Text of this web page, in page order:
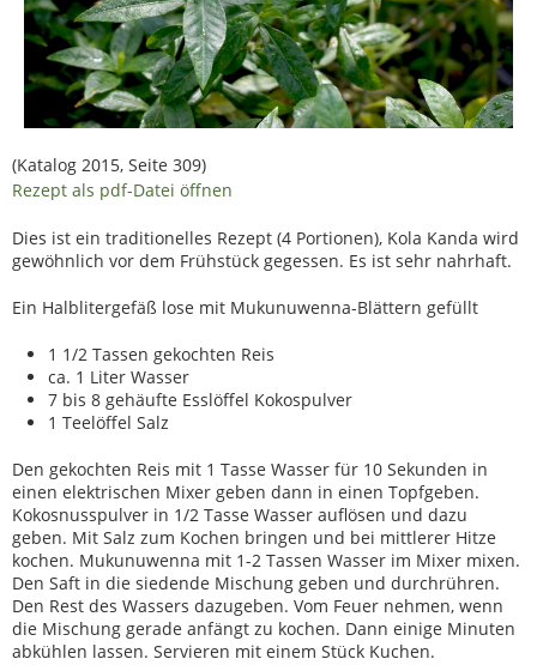
(Katalog 2015, Seite 309)
Rezept als pdf-Datei öffnen
Dies ist ein traditionelles Rezept (4 Portionen), Kola Kanda wird
gewöhnlich vor dem Frühstück gegessen. Es ist sehr nahrhaft.
Ein Halblitergefäß lose mit Mukunuwenna-Blättern gefüllt
1 1/2 Tassen gekochten Reis
ca. 1 Liter Wasser
7 bis 8 gehäufte Esslöffel Kokospulver
1 Teelöffel Salz
Den gekochten Reis mit 1 Tasse Wasser für 10 Sekunden in
einen elektrischen Mixer geben dann in einen Topfgeben.
Kokosnusspulver in 1/2 Tasse Wasser auflösen und dazu
geben. Mit Salz zum Kochen bringen und bei mittlerer Hitze
kochen. Mukunuwenna mit 1-2 Tassen Wasser im Mixer mixen.
Den Saft in die siedende Mischung geben und durchrühren.
Den Rest des Wassers dazugeben. Vom Feuer nehmen, wenn
die Mischung gerade anfängt zu kochen. Dann einige Minuten
abkühlen lassen. Servieren mit einem Stück Kuchen.